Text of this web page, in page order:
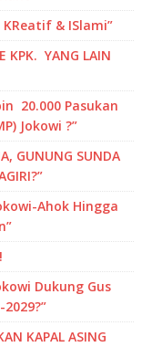
& ISlami”
KPK. YANG LAIN
20.000 Pasukan
Jokowi ?”
GUNUNG SUNDA
Ahok Hingga
Dukung Gus
KAPAL ASING